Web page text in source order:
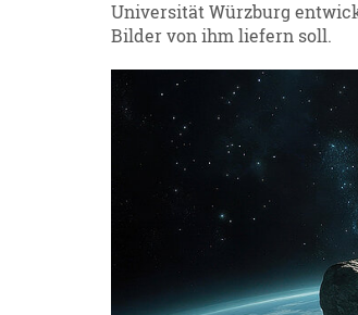
Universität Würzburg
Bilder von ihm liefern soll.